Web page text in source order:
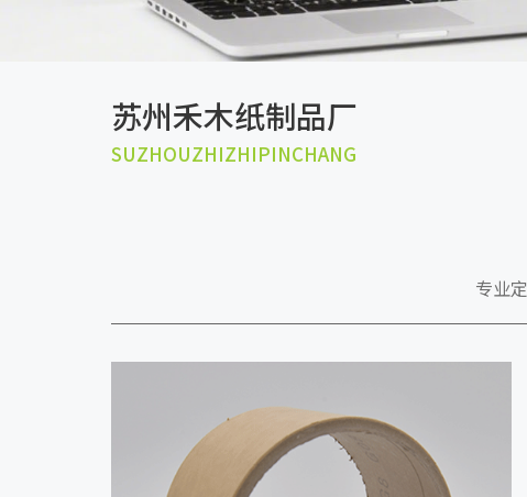
苏州禾木纸制品厂
SUZHOUZHIZHIPINCHANG
专业